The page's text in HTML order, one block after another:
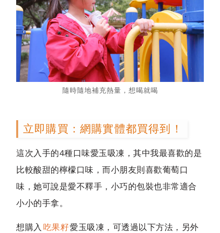
隨時隨地補充熱量，想喝就喝
立即購買：網購實體都買得到！
這次入手的4種口味愛玉吸凍，其中我最喜歡的是
比較酸甜的檸檬口味，而小朋友則喜歡葡萄口
味，她可說是愛不釋手，小巧的包裝也非常適合
小小的手拿。
想購入 吃果籽愛玉吸凍，可透過以下方法，另外